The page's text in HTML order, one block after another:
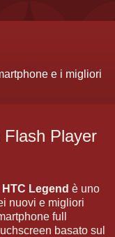
e i migliori
Flash Player
HTC Legend è uno
nuovi e migliori
full
basato sul